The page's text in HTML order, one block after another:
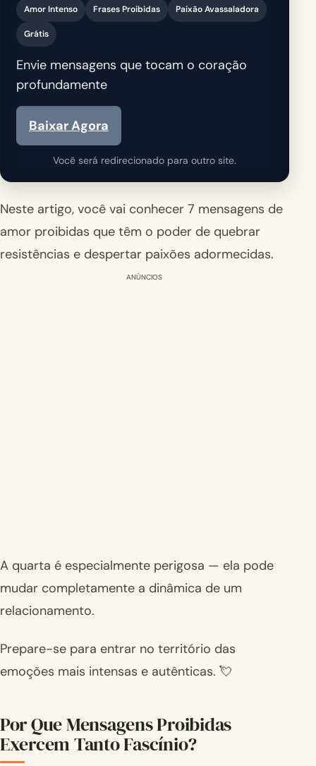
Amor Intenso Frases Proibidas Paixão Avassaladora
Grátis
Envie mensagens que tocam o coração
profundamente
Baixar Agora
Você será redirecionado para outro site.
Neste artigo, você vai conhecer 7 mensagens de
amor proibidas que têm o poder de quebrar
resistências e despertar paixões adormecidas.
ANÚNCIOS
A quarta é especialmente perigosa — ela pode
mudar completamente a dinâmica de um
relacionamento.
Prepare-se para entrar no território das
emoções mais intensas e autênticas. 💘
Por Que Mensagens Proibidas
Exercem Tanto Fascínio?